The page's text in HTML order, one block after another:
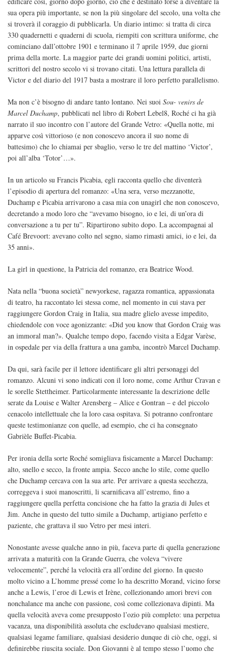
sua opera più importante, se non la più singolare del secolo, una volta che
si troverà il coraggio di pubblicarla. Un diario intimo: si tratta di circa
330 quadernetti e quaderni di scuola, riempiti con scrittura uniforme, che
cominciano dall’ottobre 1901 e terminano il 7 aprile 1959, due giorni
prima della morte. La maggior parte dei grandi uomini politici, artisti,
scrittori del nostro secolo vi si trovano citati. Una lettura parallela di
Victor e del diario del 1917 basta a mostrare il loro perfetto parallelismo.
Ma non c’è bisogno di andare tanto lontano. Nei suoi Sou- venirs de
Marcel Duchamp, pubblicati nel libro di Robert Lebel8, Roché ci ha già
narrato il suo incontro con l’autore del Grande Vetro: «Quella notte, mi
apparve così vittorioso (e non conoscevo ancora il suo nome di
battesimo) che lo chiamai per sbaglio, verso le tre del mattino ‘Victor’,
poi all’alba ‘Totor’…».
In un articolo su Francis Picabia, egli racconta quello che diventerà
l’episodio di apertura del romanzo: «Una sera, verso mezzanotte,
Duchamp e Picabia arrivarono a casa mia con unagirl che non conoscevo,
decretando a modo loro che “avevamo bisogno, io e lei, di un’ora di
conversazione a tu per tu”. Ripartirono subito dopo. La accompagnai al
Café Brevoort: avevano colto nel segno, siamo rimasti amici, io e lei, da
35 anni».
La girl in questione, la Patricia del romanzo, era Beatrice Wood.
Nata nella “buona società” newyorkese, ragazza romantica, appassionata
di teatro, ha raccontato lei stessa come, nel momento in cui stava per
raggiungere Gordon Craig in Italia, sua madre glielo avesse impedito,
chiedendole con voce agonizzante: «Did you know that Gordon Craig was
an immoral man?». Qualche tempo dopo, facendo visita a Edgar Varèse,
in ospedale per via della frattura a una gamba, incontrò Marcel Duchamp.
Da qui, sarà facile per il lettore identificare gli altri personaggi del
romanzo. Alcuni vi sono indicati con il loro nome, come Arthur Cravan e
le sorelle Stettheimer. Particolarmente interessante la descrizione delle
serate da Louise e Walter Arensberg – Alice e Gontran – e del piccolo
cenacolo intellettuale che la loro casa ospitava. Si potranno confrontare
queste testimonianze con quelle, ad esempio, che ci ha consegnato
Gabrièle Buffet-Picabia.
Per ironia della sorte Roché somigliava fisicamente a Marcel Duchamp:
alto, snello e secco, la fronte ampia. Secco anche lo stile, come quello
che Duchamp cercava con la sua arte. Per arrivare a questa secchezza,
correggeva i suoi manoscritti, li scarnificava all’estremo, fino a
raggiungere quella perfetta concisione che ha fatto la grazia di Jules et
Jim. Anche in questo del tutto simile a Duchamp, artigiano perfetto e
paziente, che grattava il suo Vetro per mesi interi.
Nonostante avesse qualche anno in più, faceva parte di quella generazione
arrivata a maturità con la Grande Guerra, che voleva “vivere
velocemente”, perché la velocità era all’ordine del giorno. In questo
molto vicino a L’homme pressé come lo ha descritto Morand, vicino forse
anche a Lewis, l’eroe di Lewis et Irène, collezionando amori brevi con
nonchalance ma anche con passione, così come collezionava dipinti. Ma
quella velocità aveva come presupposto l’ozio più completo: una perpetua
vacanza, una disponibilità assoluta che escludevano qualsiasi mestiere,
qualsiasi legame familiare, qualsiasi desiderio dunque di ciò che, oggi, si
definirebbe riuscita sociale. Don Giovanni è al tempo stesso l’uomo che